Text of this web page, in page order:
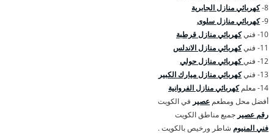
8- كهربائي منازل الجابرية
9- كهربائي منازل سلوى
10- فني
كهربائي منازل قرطبة
11- فني
كهربائي منازل الاندلس
12- فني
كهربائي منازل حولي
13- فني
كهربائي منازل ميارك الكبير
14- معلم
كهربائي منازل الفروانية
أفضل محل ومطعم عصير في الكويت
رقم عصير جميع مناطق الكويت
فني المنيوم شاطر ورخيص بالكويت .